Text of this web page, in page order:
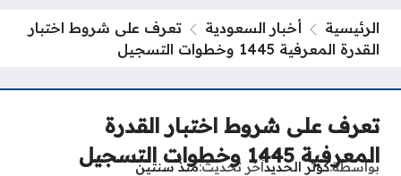
الرئيسية أخبار السعودية
تعرف على شروط اختبار
القدرة المعرفية 1445 وخطوات التسجيل
تعرف على شروط اختبار القدرة
المعرفية 1445 وخطوات التسجيل
بواسطةكوثر الحديدآخر تحديثمنذ سنتين